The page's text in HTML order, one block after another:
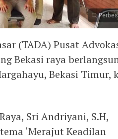
(TADA) Pusat
Bekasi raya
Bekasi Timur,
Sri Andriyani, S.H,
‘Merajut Keadilan